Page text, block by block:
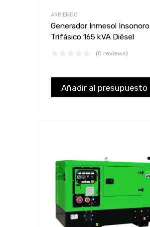
ARRIENDO
Generador Inmesol Insonoro
Trifásico 165 kVA Diésel
(0 reviews)
Añadir al presupuesto